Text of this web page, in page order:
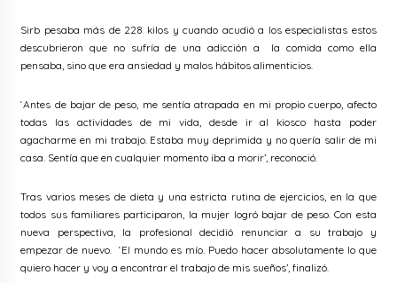
Sirb pesaba más de 228 kilos y cuando acudió a los especialistas estos
descubrieron que no sufría de una adicción a la comida como ella
pensaba, sino que era ansiedad y malos hábitos alimenticios.
‘Antes de bajar de peso, me sentía atrapada en mi propio cuerpo, afecto
todas las actividades de mi vida, desde ir al kiosco hasta poder
agacharme en mi trabajo. Estaba muy deprimida y no quería salir de mi
casa. Sentía que en cualquier momento iba a morir’, reconoció.
Tras varios meses de dieta y una estricta rutina de ejercicios, en la que
todos sus familiares participaron, la mujer logró bajar de peso. Con esta
nueva perspectiva, la profesional decidió renunciar a su trabajo y
empezar de nuevo. ‘El mundo es mío. Puedo hacer absolutamente lo que
quiero hacer y voy a encontrar el trabajo de mis sueños’, finalizó.